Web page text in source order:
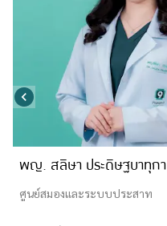
พญ. สลิษา ประดิษฐบาทุกา
ศูนย์สมองและระบบประสาท